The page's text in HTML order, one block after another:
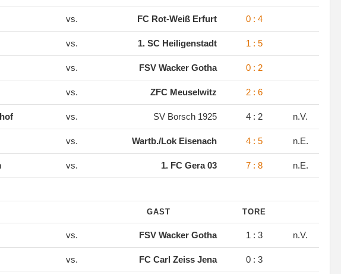
vs. FC Rot-Weiß Erfurt 0 : 4
vs. 1. SC Heiligenstadt 1 : 5
vs. FSV Wacker Gotha 0 : 2
vs. ZFC Meuselwitz 2 : 6
vs. SV Borsch 1925 4 : 2 n.V.
vs. Wartb./Lok Eisenach 4 : 5 n.E.
vs. 1. FC Gera 03 7 : 8 n.E.
GAST TORE
vs. FSV Wacker Gotha 1 : 3 n.V.
vs. FC Carl Zeiss Jena 0 : 3